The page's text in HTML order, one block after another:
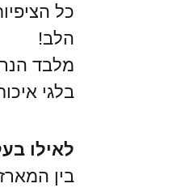
כל
הלב!
מלבד
בלגי
לאילו
בין